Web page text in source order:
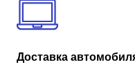
Доставка